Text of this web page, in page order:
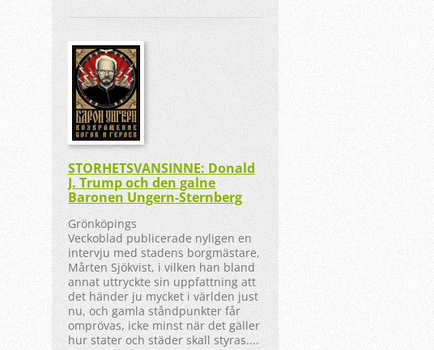
STORHETSVANSINNE: Donald
J. Trump och den galne
Baronen Ungern-Sternberg
Grönköpings
Veckoblad publicerade nyligen en
intervju med stadens borgmästare,
Mårten Sjökvist, i vilken han bland
annat uttryckte sin uppfattning att
det händer ju mycket i världen just
nu, och gamla ståndpunkter får
omprövas, icke minst när det gäller
hur stater och städer skall styras....